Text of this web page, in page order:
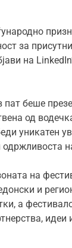
за
на
беше
од
уникатен
на
и
а